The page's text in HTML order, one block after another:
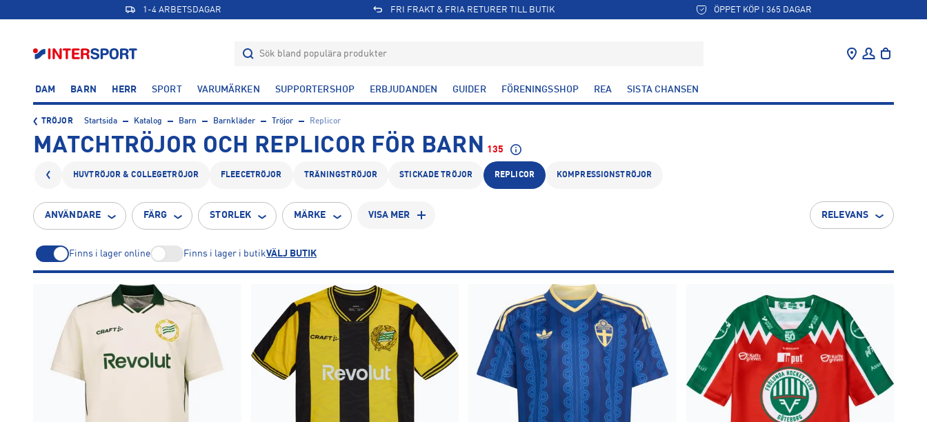
1-4 ARBETSDAGAR FRI FRAKT & FRIA RETURER TILL BUTIK ÖPPET KÖP I 365 DAGAR
DAM BARN HERR SPORT VARUMÄRKEN SUPPORTERSHOP ERBJUDANDEN GUIDER FÖRENINGSSHOP REA SISTA CHANSEN
TRÖJOR Startsida Katalog Barn Barnkläder Tröjor Replicor
MATCHTRÖJOR OCH REPLICOR FÖR BARN 135
HUVTRÖJOR & COLLEGETRÖJOR FLEECETRÖJOR TRÄNINGSTRÖJOR STICKADE TRÖJOR REPLICOR KOMPRESSIONSTRÖJOR
ANVÄNDARE FÄRG
Beige
1 12
Orange Rosa
1
STORLEK
3-6
1
6-9
1
9-12
1
12-18
1 1 1
14
80
15
86
12
92
110
19
116 128
41
134 146 152
48
158
5
164
13
MÄRKE VISA MER RELEVANS
Finns i lager online Finns i lager i butikVÄLJ BUTIK